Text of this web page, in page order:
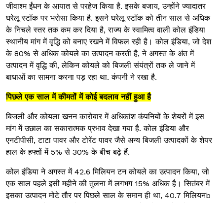
जीवाश्म ईंधन के आयात से परहेज किया है. इसके बजाय, उन्होंने ज्यादातर
घरेलू स्टॉक पर भरोसा किया है. इसने घरेलू स्टॉक को तीन साल से अधिक
के निचले स्तर तक कम कर दिया है, राज्य के स्वामित्व वाली कोल इंडिया
स्थानीय मांग में वृद्धि को बनाए रखने में विफल रही है। कोल इंडिया, जो देश
के 80% से अधिक कोयले का उत्पादन करती है, ने अगस्त के अंत में
उत्पादन में वृद्धि की, लेकिन कोयले को बिजली संयंत्रों तक ले जाने में
बाधाओं का सामना करना पड़ रहा था. कंपनी ने रखा है.
पिछले एक साल में कीमतों में कोई बदलाव नहीं हुआ है
बिजली और कोयला खनन कारोबार में अधिकांश कंपनियों के शेयरों में इस
मांग में उछाल का सकारात्मक प्रभाव देखा गया है. कोल इंडिया और
एनटीपीसी, टाटा पावर और टोरेंट पावर जैसे अन्य बिजली उत्पादकों के शेयर
हाल के हफ्तों में 5% से 30% के बीच बढ़े हैं.
कोल इंडिया ने अगस्त में 42.6 मिलियन टन कोयले का उत्पादन किया, जो
एक साल पहले इसी महीने की तुलना में लगभग 15% अधिक है। सितंबर में
इसका उत्पादन मोटे तौर पर पिछले साल के समान ही था, 40.7 मिलियनb